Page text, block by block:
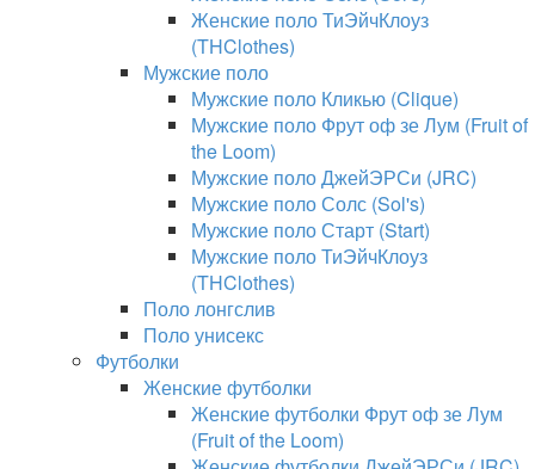
Женские поло ТиЭйчКлоуз
(THClothes)
Мужские поло
Мужские поло Кликью (Clique)
Мужские поло Фрут оф зе Лум (Fruit of
the Loom)
Мужские поло ДжейЭРСи (JRC)
Мужские поло Солс (Sol's)
Мужские поло Старт (Start)
Мужские поло ТиЭйчКлоуз
(THClothes)
Поло лонгслив
Поло унисекс
Футболки
Женские футболки
Женские футболки Фрут оф зе Лум
(Fruit of the Loom)